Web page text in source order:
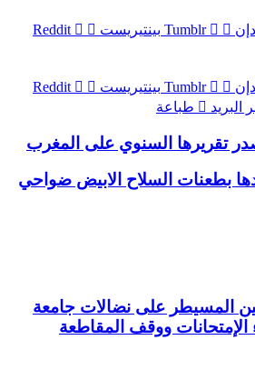
بينتيريست
بينتيريست
البريد طباعة
تقريرها السنوي على المغرب
بطعنات السلاح الابيض ضواحي
المسيطر على نضالات جامعة
ووقف المقاطعة